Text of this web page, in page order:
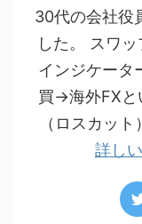
30代の会社役
した。 スワ
インジケー
買→海外FXと
（ロスカッ
詳し